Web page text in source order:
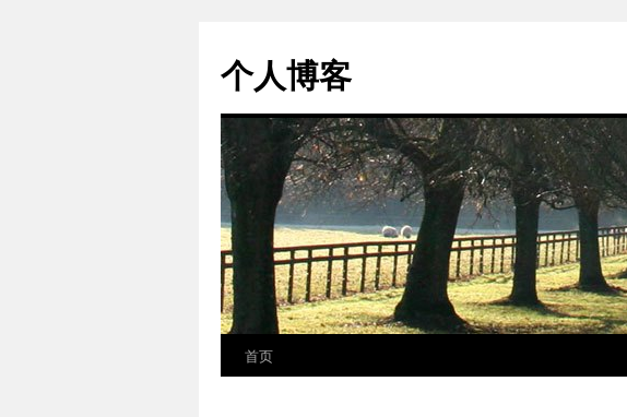
个人博客
首页